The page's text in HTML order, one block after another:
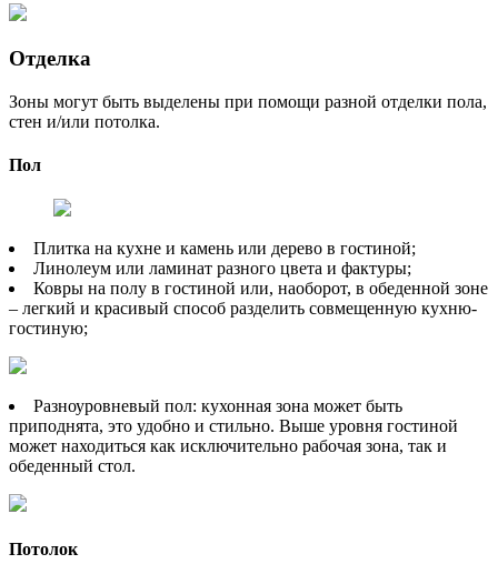
Отделка
Зоны могут быть выделены при помощи разной отделки пола,
стен и/или потолка.
Пол
Плитка на кухне и камень или дерево в гостиной;
Линолеум или ламинат разного цвета и фактуры;
Ковры на полу в гостиной или, наоборот, в обеденной зоне
– легкий и красивый способ разделить совмещенную кухню-
гостиную;
Разноуровневый пол: кухонная зона может быть
приподнята, это удобно и стильно. Выше уровня гостиной
может находиться как исключительно рабочая зона, так и
обеденный стол.
Потолок